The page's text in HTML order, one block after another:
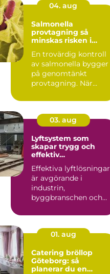
04. aug
Salmonella
provtagning så
minskas risken i
En trovärdig kontroll
av salmonella bygger
på genomtänkt
provtagning. När
i...
03. aug
Lyftsystem som
skapar trygg och
effektiv
Effektiva lyftlösningar
är avgörande i
industrin,
byggbranschen och
infrastrukturprojekt....
01. aug
Catering bröllop
Göteborg: så
planerar du en